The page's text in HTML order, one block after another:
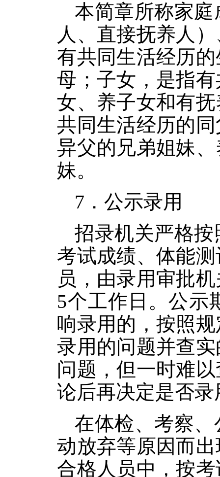
本简章所称家
人、直接抚养人
有共同生活经历
母；子女，是指
女、养子女和有
共同生活经历的
异父的兄弟姐妹
妹。
7．公示录用
招录机关严格
考试成绩、体能
员，由录用审批
5个工作日。公示
响录用的，按照
录用的问题并查
问题，但一时难
论后再决定是否录
在体检、考察
动放弃等原因而
合格人员中，按